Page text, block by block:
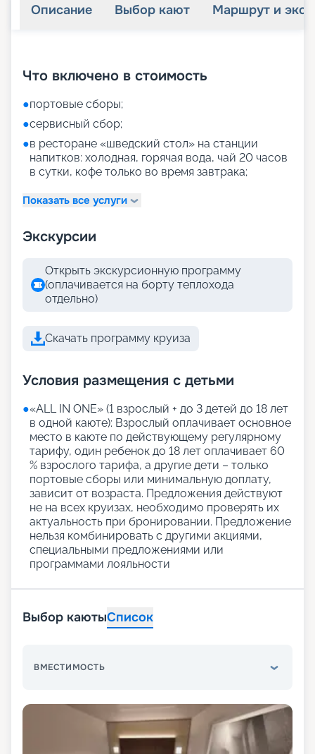
Описание Выбор кают Маршрут и
Что включено в стоимость
●портовые сборы;
●сервисный сбор;
●в ресторане «шведский стол» на станции
напитков: холодная, горячая вода, чай 20 часов
в сутки, кофе только во время завтрака;
Показать все услуги
Экскурсии
Открыть экскурсионную программу
(оплачивается на борту теплохода
отдельно)
Скачать программу круиза
Условия размещения с детьми
●«АLL IN ONE» (1 взрослый + до 3 детей до 18 лет
в одной каюте): Взрослый оплачивает основное
место в каюте по действующему регулярному
тарифу, один ребенок до 18 лет оплачивает 60
% взрослого тарифа, а другие дети – только
портовые сборы или минимальную доплату,
зависит от возраста. Предложения действуют
не на всех круизах, необходимо проверять их
актуальность при бронировании. Предложение
нельзя комбинировать с другими акциями,
специальными предложениями или
программами лояльности
Выбор каютыСписок
ВМЕСТИМОСТЬ